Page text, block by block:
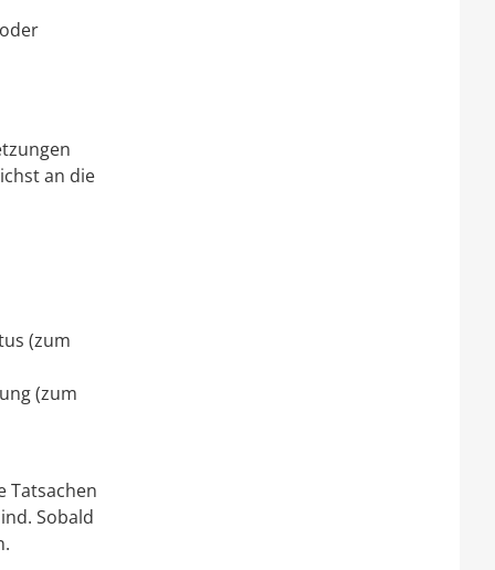
an die
(zum
(zum
Tatsachen
Sobald